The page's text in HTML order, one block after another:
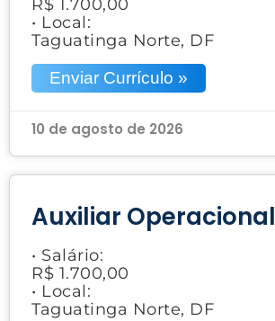
R$ 1.700,00
• Local:
Taguatinga Norte, DF
Enviar Currículo »
10 de agosto de 2026
Auxiliar Operacional
• Salário:
R$ 1.700,00
• Local:
Taguatinga Norte, DF